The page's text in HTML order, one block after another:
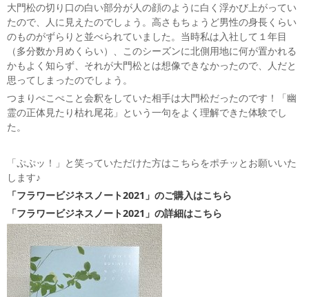
大門松の切り口の白い部分が人の顔のように白く浮かび上がってい
たので、人に見えたのでしょう。高さもちょうど男性の身長くらい
のものがずらりと並べられていました。当時私は入社して１年目
（多分数か月めくらい）、このシーズンに北側用地に何が置かれる
かもよく知らず、それが大門松とは想像できなかったので、人だと
思ってしまったのでしょう。
つまりぺこぺこと会釈をしていた相手は大門松だったのです！「幽
霊の正体見たり枯れ尾花」という一句をよく理解できた体験でし
た。
「ぷぷッ！」と笑っていただけた方はこちらをポチッとお願いいた
します♪
「フラワービジネスノート2021」のご購入はこちら
「フラワービジネスノート2021」の詳細はこちら